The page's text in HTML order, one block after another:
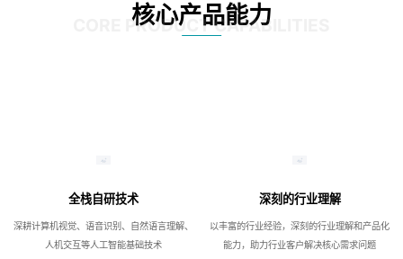
核心产品能力
CORE PRODUCT CAPABILITIES
全栈自研技术
深耕计算机视觉、语音识别、自然语言理解、
人机交互等人工智能基础技术
深刻的行业理解
以丰富的行业经验，深刻的行业理解和产品化
能力，助力行业客户解决核心需求问题